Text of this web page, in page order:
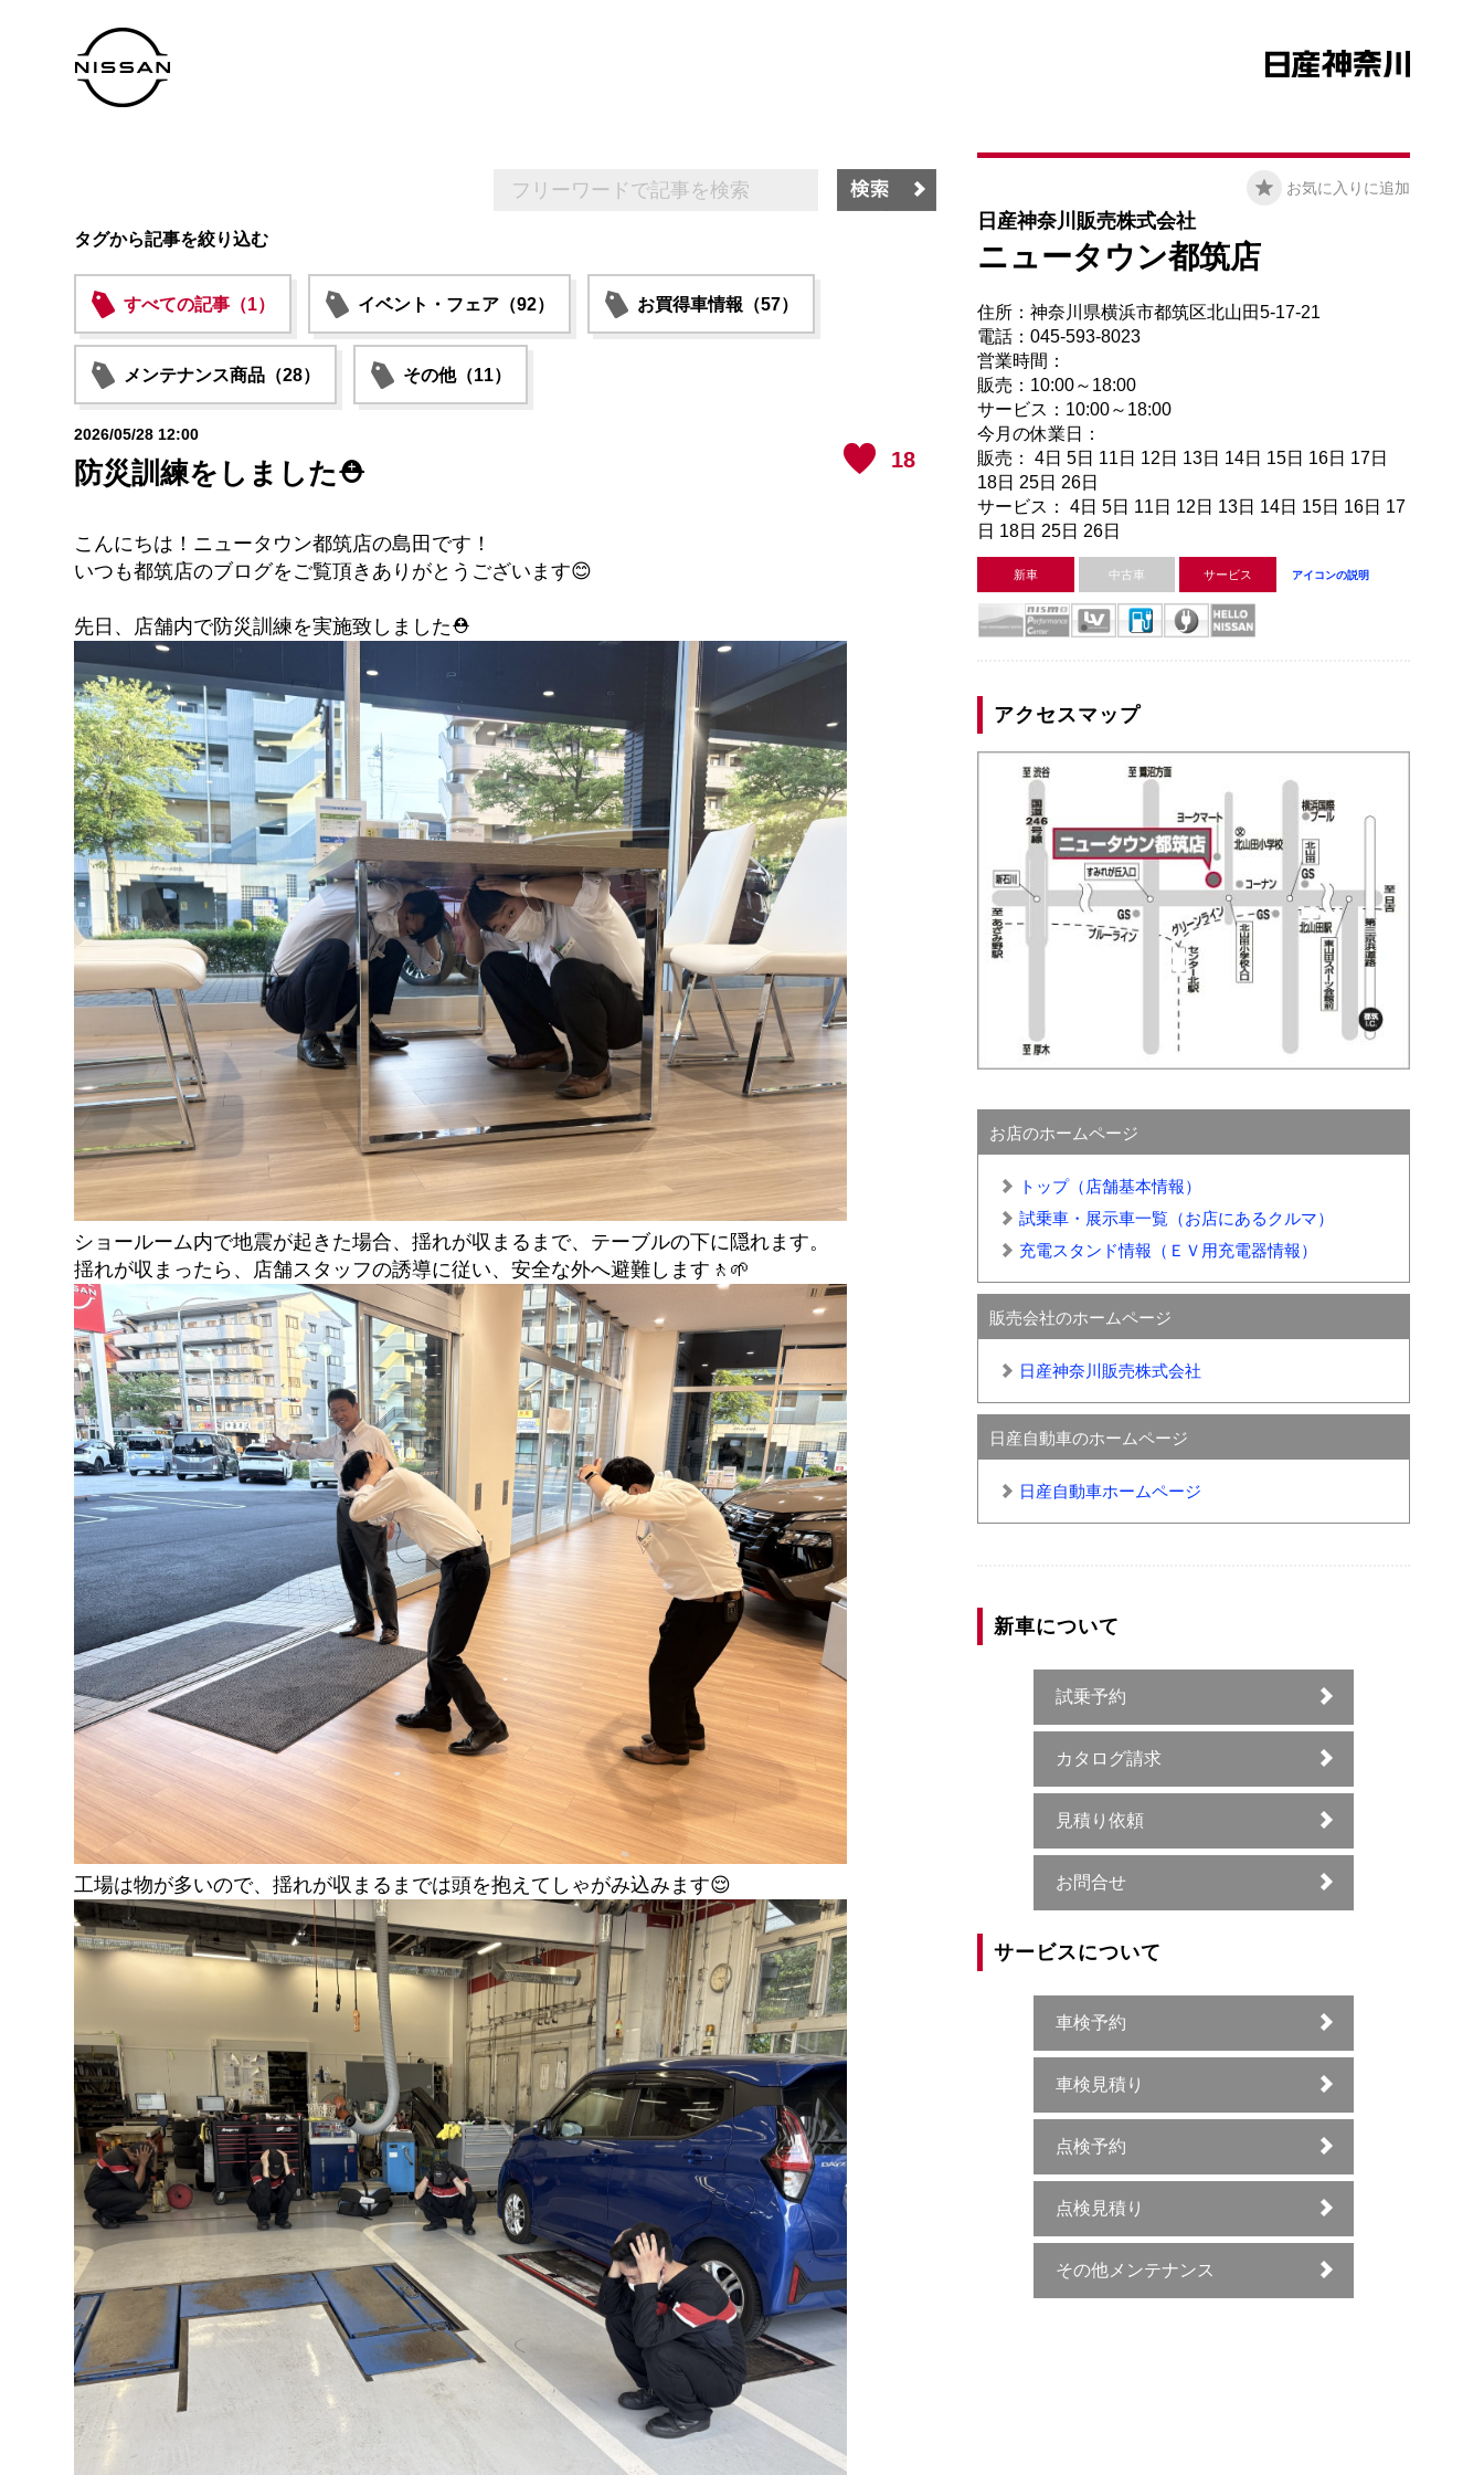
タグから記事を絞り込む
すべての記事（1） イベント・フェア（92） お買得車情報（57）
メンテナンス商品（28） その他（11）
18
2026/05/28 12:00
防災訓練をしました⛑️
こんにちは！ニュータウン都筑店の島田です！
いつも都筑店のブログをご覧頂きありがとうございます😊
先日、店舗内で防災訓練を実施致しました⛑️
ショールーム内で地震が起きた場合、揺れが収まるまで、テーブルの下に隠れます。
揺れが収まったら、店舗スタッフの誘導に従い、安全な外へ避難します🚶🌱
工場は物が多いので、揺れが収まるまでは頭を抱えてしゃがみ込みます😌
お気に入りに追加
日産神奈川販売株式会社
ニュータウン都筑店
住所：神奈川県横浜市都筑区北山田5-17-21
電話：045-593-8023
営業時間：
販売：10:00～18:00
サービス：10:00～18:00
今月の休業日：
販売： 4日 5日 11日 12日 13日 14日 15日 16日 17日
18日 25日 26日
サービス： 4日 5日 11日 12日 13日 14日 15日 16日 17
日 18日 25日 26日
新車 中古車 サービス アイコンの説明
アクセスマップ
お店のホームページ
トップ（店舗基本情報）
試乗車・展示車一覧（お店にあるクルマ）
充電スタンド情報（ＥＶ用充電器情報）
販売会社のホームページ
日産神奈川販売株式会社
日産自動車のホームページ
日産自動車ホームページ
新車について
試乗予約
カタログ請求
見積り依頼
お問合せ
サービスについて
車検予約
車検見積り
点検予約
点検見積り
その他メンテナンス